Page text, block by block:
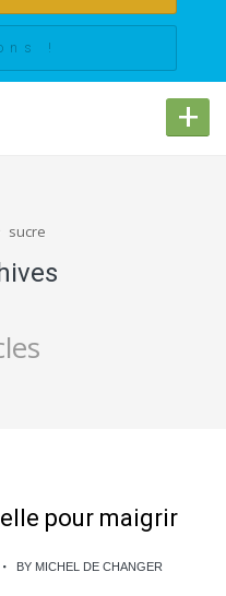
!
+
sucre
pour maigrir
BY MICHEL DE CHANGER